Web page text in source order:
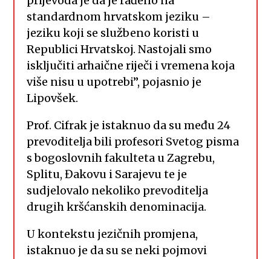
standardnom hrvatskom jeziku –
jeziku koji se službeno koristi u
Republici Hrvatskoj. Nastojali smo
isključiti arhaične riječi i vremena koja
više nisu u upotrebi”, pojasnio je
Lipovšek.
Prof. Cifrak je istaknuo da su među 24
prevoditelja bili profesori Svetog pisma
s bogoslovnih fakulteta u Zagrebu,
Splitu, Đakovu i Sarajevu te je
sudjelovalo nekoliko prevoditelja
drugih kršćanskih denominacija.
U kontekstu jezičnih promjena,
istaknuo je da su se neki pojmovi